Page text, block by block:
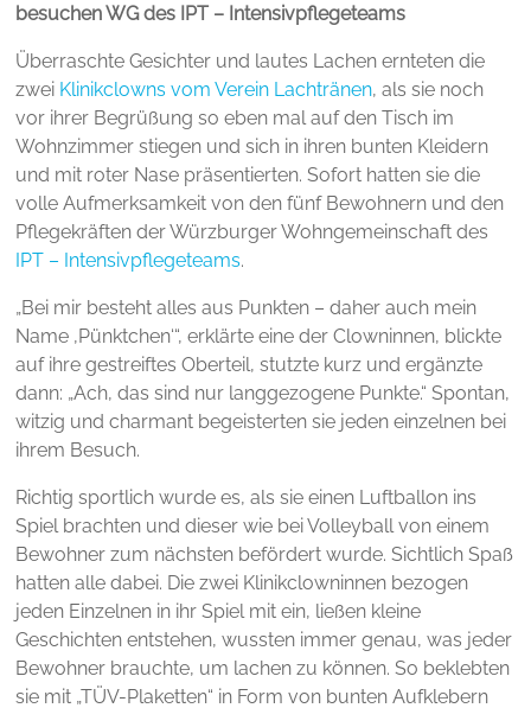
besuchen WG des IPT – Intensivpflegeteams
Überraschte Gesichter und lautes Lachen ernteten die
zwei Klinikclowns vom Verein Lachtränen, als sie noch
vor ihrer Begrüßung so eben mal auf den Tisch im
Wohnzimmer stiegen und sich in ihren bunten Kleidern
und mit roter Nase präsentierten. Sofort hatten sie die
volle Aufmerksamkeit von den fünf Bewohnern und den
Pflegekräften der Würzburger Wohngemeinschaft des
IPT – Intensivpflegeteams.
„Bei mir besteht alles aus Punkten – daher auch mein
Name ,Pünktchen‘“, erklärte eine der Clowninnen, blickte
auf ihre gestreiftes Oberteil, stutzte kurz und ergänzte
dann: „Ach, das sind nur langgezogene Punkte.“ Spontan,
witzig und charmant begeisterten sie jeden einzelnen bei
ihrem Besuch.
Richtig sportlich wurde es, als sie einen Luftballon ins
Spiel brachten und dieser wie bei Volleyball von einem
Bewohner zum nächsten befördert wurde. Sichtlich Spaß
hatten alle dabei. Die zwei Klinikclowninnen bezogen
jeden Einzelnen in ihr Spiel mit ein, ließen kleine
Geschichten entstehen, wussten immer genau, was jeder
Bewohner brauchte, um lachen zu können. So beklebten
sie mit „TÜV-Plaketten“ in Form von bunten Aufklebern